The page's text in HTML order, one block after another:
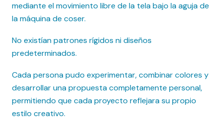
mediante el movimiento libre de la tela bajo la aguja de
la máquina de coser.
No existían patrones rígidos ni diseños
predeterminados.
Cada persona pudo experimentar, combinar colores y
desarrollar una propuesta completamente personal,
permitiendo que cada proyecto reflejara su propio
estilo creativo.